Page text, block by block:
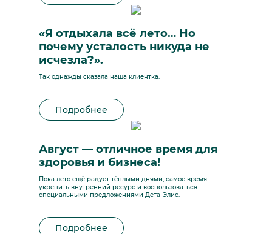
«Я отдыхала всё лето… Но
почему усталость никуда не
исчезла?».
Так однажды сказала наша клиентка.
Подробнее
Август — отличное время для
здоровья и бизнеса!
Пока лето ещё радует тёплыми днями, самое время
укрепить внутренний ресурс и воспользоваться
специальными предложениями Дета-Элис.
Подробнее